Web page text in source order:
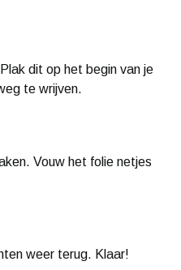
dit op het begin van je
te wrijven.
Vouw het folie netjes
weer terug. Klaar!